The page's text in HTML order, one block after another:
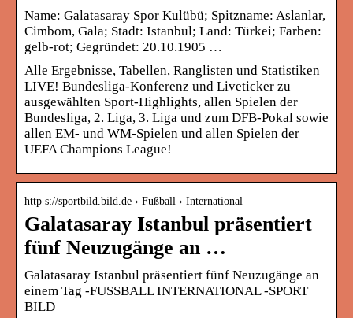
Name: Galatasaray Spor Kulübü; Spitzname: Aslanlar,
Cimbom, Gala; Stadt: Istanbul; Land: Türkei; Farben:
gelb-rot; Gegründet: 20.10.1905 …
Alle Ergebnisse, Tabellen, Ranglisten und Statistiken
LIVE! Bundesliga-Konferenz und Liveticker zu
ausgewählten Sport-Highlights, allen Spielen der
Bundesliga, 2. Liga, 3. Liga und zum DFB-Pokal sowie
allen EM- und WM-Spielen und allen Spielen der
UEFA Champions League!
http s://sportbild.bild.de › Fußball › International
Galatasaray Istanbul präsentiert
fünf Neuzugänge an …
Galatasaray Istanbul präsentiert fünf Neuzugänge an
einem Tag -FUSSBALL INTERNATIONAL -SPORT
BILD